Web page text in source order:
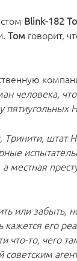
Blink-182
Том говорит,
человека,
пятиугольных
Тринити, штат
местная
или забыть,
кажется его
то, чего
советским